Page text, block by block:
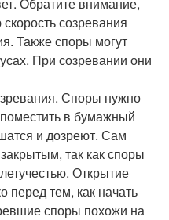
созревания
Также споры могут
При созревании они
Споры нужно
в бумажный
и дозреют. Сам
так как споры
Открытие
перед тем, как начать
споры похожи на